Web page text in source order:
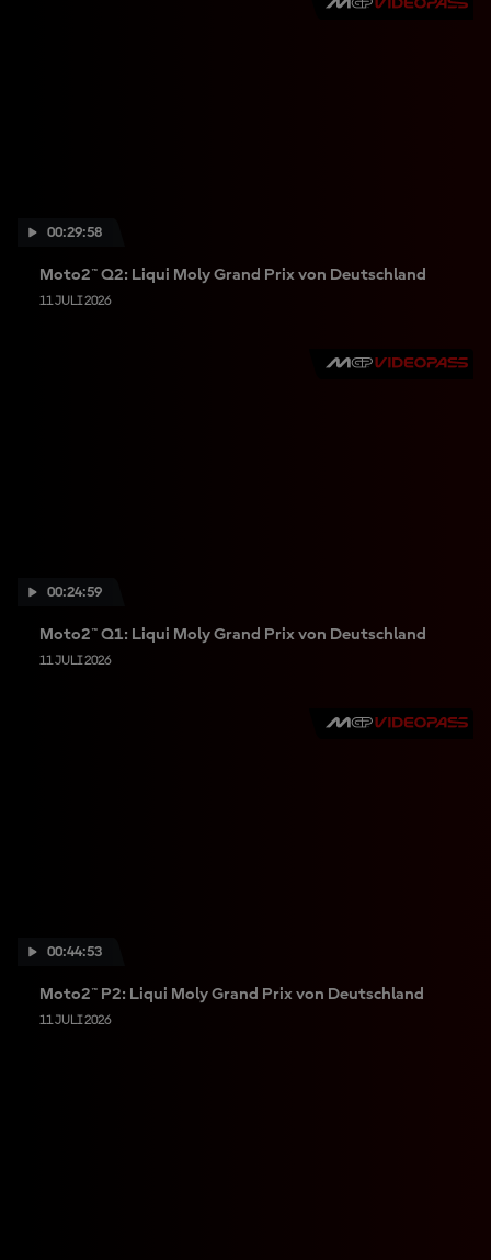
00:29:58
Moto2™ Q2: Liqui Moly Grand Prix von Deutschland
11 JULI 2026
00:24:59
Moto2™ Q1: Liqui Moly Grand Prix von Deutschland
11 JULI 2026
00:44:53
Moto2™ P2: Liqui Moly Grand Prix von Deutschland
11 JULI 2026